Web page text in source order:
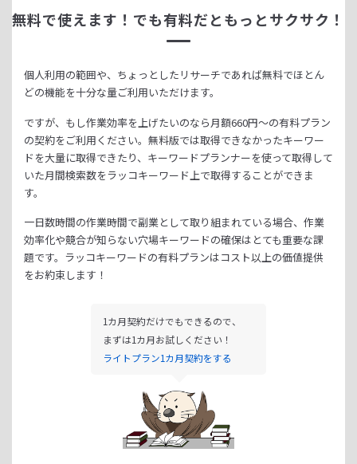
無料で使えます！ でも有料だともっとサクサク！
個人利用の範囲や、ちょっとしたリサーチであれば無料でほとん
どの機能を十分な量ご利用いただけます。
ですが、もし作業効率を上げたいのなら月額660円～の有料プラン
の契約をご利用ください。 無料版では取得できなかったキーワー
ドを大量に取得できたり、 キーワードプランナーを使って取得して
いた月間検索数をラッコキーワード上で取得することができま
す。
一日数時間の作業時間で副業として取り組まれている場合、 作業
効率化や競合が知らない穴場キーワードの確保はとても重要な課
題です。 ラッコキーワードの有料プランはコスト以上の価値提供
をお約束します！
1カ月契約だけでもできるので、
まずは1カ月お試しください！
ライトプラン1カ月契約をする